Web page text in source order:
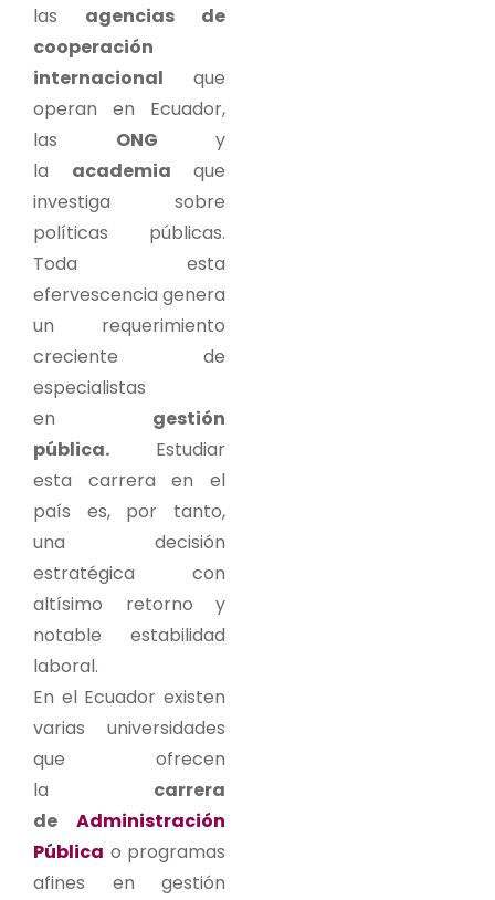
las agencias de
cooperación
internacional que
operan en Ecuador,
las ONG y
la academia que
investiga sobre
políticas públicas.
Toda esta
efervescencia genera
un requerimiento
creciente de
especialistas
en gestión
pública. Estudiar
esta carrera en el
país es, por tanto,
una decisión
estratégica con
altísimo retorno y
notable estabilidad
laboral.
En el Ecuador existen
varias universidades
que ofrecen
la carrera
de Administración
Pública o programas
afines en gestión